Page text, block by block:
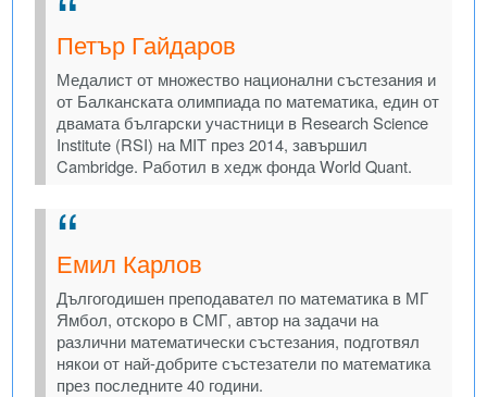
Петър Гайдаров
Медалист от множество национални състезания и
от Балканската олимпиада по математика, един от
двамата български участници в Research Science
Institute (RSI) на MIT през 2014, завършил
Cambridge. Работил в хедж фонда World Quant.
Емил Карлов
Дългогодишен преподавател по математика в МГ
Ямбол, отскоро в СМГ, автор на задачи на
различни математически състезания, подготвял
някои от най-добрите състезатели по математика
през последните 40 години.